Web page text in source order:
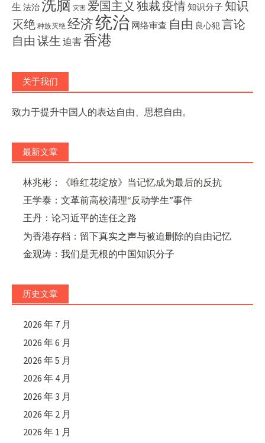
生 法治洗脑 灾害 爱国主义 独裁疫情知识分子 知识
灭绝 种族灭绝 经济统治 网络审查 自由 良心犯言论
自由 谋生 迫害香港
关于我们
致力于提升中国人的表达自由、思想自由。
最新文章
林兆彬：《唯红花绽放》当记忆成为最后的反抗
王学泰：文革前高校清理“反动学生”事件
王丹：论习近平的连任之路
为香港存档：留下真实之声与被迫删除的自由记忆
金观涛：我们是无根的中国知识分子
历史文章
2026 年 7 月
2026 年 6 月
2026 年 5 月
2026 年 4 月
2026 年 3 月
2026 年 2 月
2026 年 1 月